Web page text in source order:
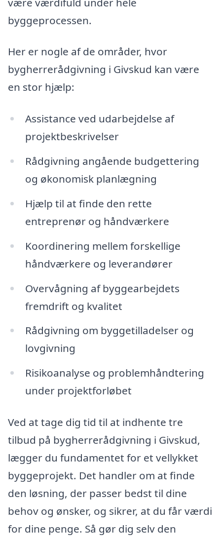
byggeprocessen.
Her er nogle af de områder, hvor
bygherrerådgivning i Givskud kan være
en stor hjælp:
Assistance ved udarbejdelse af
projektbeskrivelser
Rådgivning angående budgettering
og økonomisk planlægning
Hjælp til at finde den rette
entreprenør og håndværkere
Koordinering mellem forskellige
håndværkere og leverandører
Overvågning af byggearbejdets
fremdrift og kvalitet
Rådgivning om byggetilladelser og
lovgivning
Risikoanalyse og problemhåndtering
under projektforløbet
Ved at tage dig tid til at indhente tre
tilbud på bygherrerådgivning i Givskud,
lægger du fundamentet for et vellykket
byggeprojekt. Det handler om at finde
den løsning, der passer bedst til dine
behov og ønsker, og sikrer, at du får værdi
for dine penge. Så gør dig selv den